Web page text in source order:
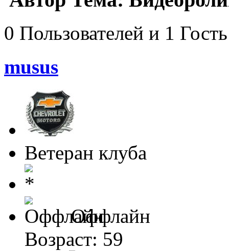
0 Пользователей и 1
musus
Ветеран клуба
Оффлайн
Возраст: 59